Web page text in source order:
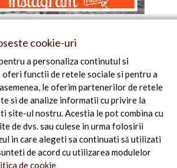
cookie-uri
a personaliza continutul si
functii de retele sociale si pentru a
le oferim partenerilor de retele
si de analize informatii cu privire la
site-ul nostru. Acestia le pot combina cu
de dvs. sau culese in urma folosirii
in care alegeti sa continuati să utilizati
de acord cu utilizarea modulelor
de cookie